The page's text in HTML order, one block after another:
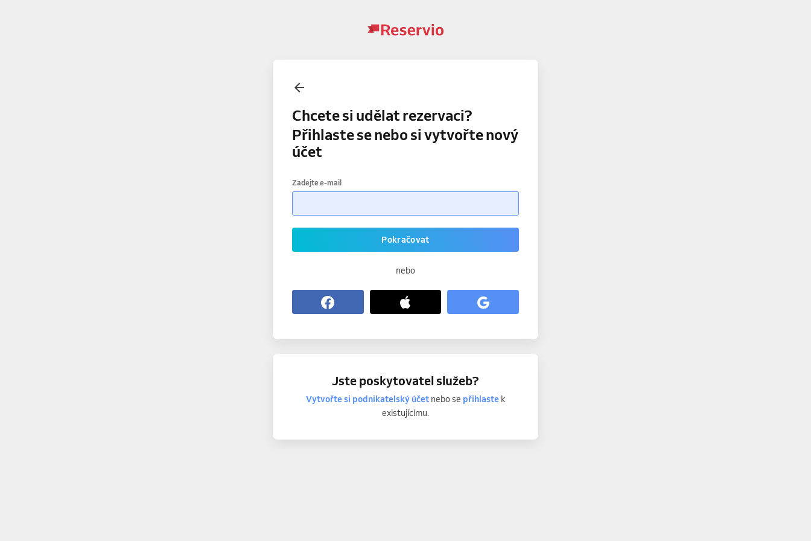
Chcete si udělat rezervaci?
Přihlaste se nebo si vytvořte nový
účet
Zadejte e-mail
Pokračovat
nebo
Jste poskytovatel služeb?
Vytvořte si podnikatelský účetnebo se přihlastek
existujícímu.